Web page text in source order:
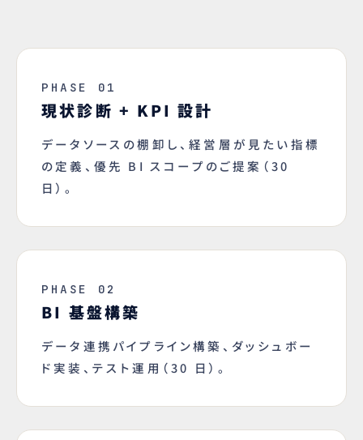
PHASE 01
現状診断 + KPI 設計
データソースの棚卸し、経営層が見たい指標
の定義、優先 BI スコープのご提案（30
日）。
PHASE 02
BI 基盤構築
データ連携パイプライン構築、ダッシュボー
ド実装、テスト運用（30 日）。